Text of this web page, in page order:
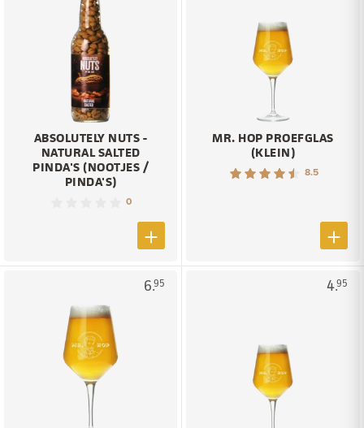
ABSOLUTELY NUTS -
NATURAL SALTED
PINDA'S (NOOTJES /
PINDA'S)
0
MR. HOP PROEFGLAS
(KLEIN)
8.5
6.95 4.95